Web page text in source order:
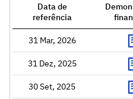
Data de
referência
31 Mar, 2026
31 Dez, 2025
30 Set, 2025